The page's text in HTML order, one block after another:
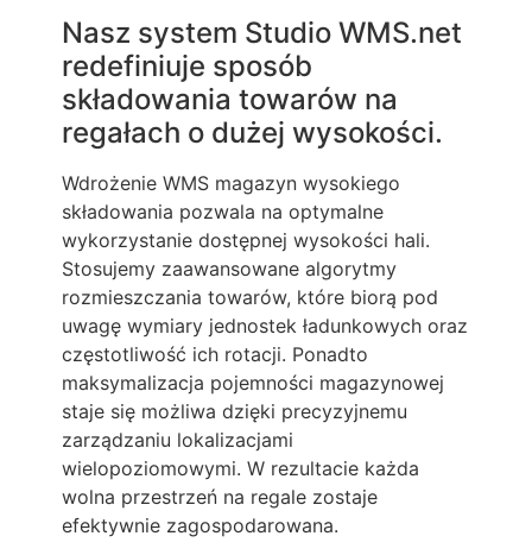
Nasz system Studio WMS.net
redefiniuje sposób
składowania towarów na
regałach o dużej wysokości.
Wdrożenie WMS magazyn wysokiego
składowania pozwala na optymalne
wykorzystanie dostępnej wysokości hali.
Stosujemy zaawansowane algorytmy
rozmieszczania towarów, które biorą pod
uwagę wymiary jednostek ładunkowych oraz
częstotliwość ich rotacji. Ponadto
maksymalizacja pojemności magazynowej
staje się możliwa dzięki precyzyjnemu
zarządzaniu lokalizacjami
wielopoziomowymi. W rezultacie każda
wolna przestrzeń na regale zostaje
efektywnie zagospodarowana.